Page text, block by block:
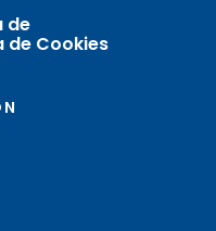
de
de Cookies